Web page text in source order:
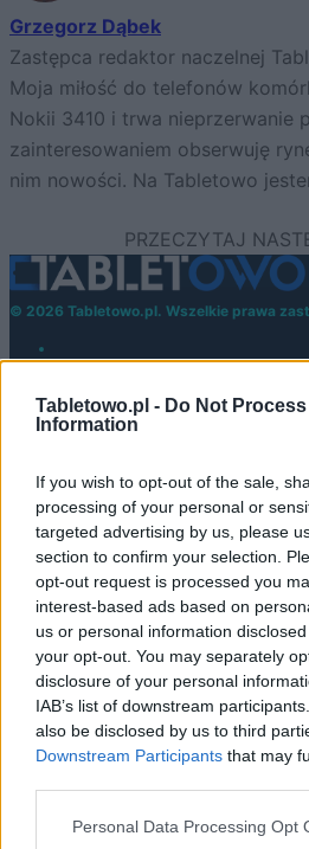
Tabletowo.pl - Do Not
Information
If you wish to opt-out of the sale,
processing of your personal or
targeted advertising by us, please
section to confirm your selection.
opt-out request is processed you
interest-based ads based on
us or personal information
your opt-out. You may separately
disclosure of your personal
IAB’s list of downstream
also be disclosed by us to third
Downstream Participants that may
Please note that this website/app
Personal Data Processing Opt
Grzegorz Dąbek
Zastępca redaktor naczelnej
Moja miłość do telefonów
Nokii 3410 i trwa nieprzerwanie
zainteresowaniem obserwuję
nim nowości. Na Tabletowo
© 2026 Tabletowo.pl. Wszelkie prawa
KONTAKT
REDAKCJA
REKLAMA
POLITYKA PRYWATNOŚCI
Urządzenia